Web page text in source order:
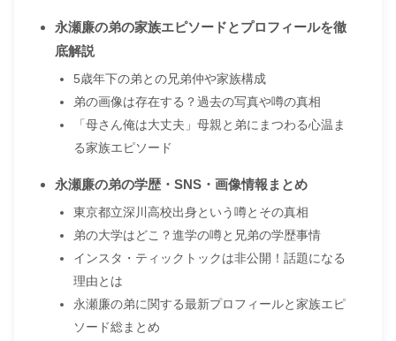
永瀬廉の弟の家族エピソードとプロフィールを徹
底解説
5歳年下の弟との兄弟仲や家族構成
弟の画像は存在する？過去の写真や噂の真相
「母さん俺は大丈夫」母親と弟にまつわる心温ま
る家族エピソード
永瀬廉の弟の学歴・SNS・画像情報まとめ
東京都立深川高校出身という噂とその真相
弟の大学はどこ？進学の噂と兄弟の学歴事情
インスタ・ティックトックは非公開！話題になる
理由とは
永瀬廉の弟に関する最新プロフィールと家族エピ
ソード総まとめ